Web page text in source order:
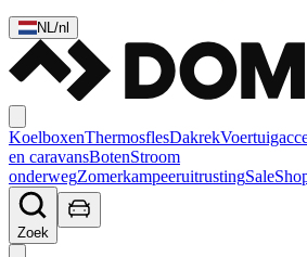
NL/nl
KoelboxenThermosflesDakrek
en caravansBotenStroom
onderwegZomerkampeeruitrustingSale
Zoek